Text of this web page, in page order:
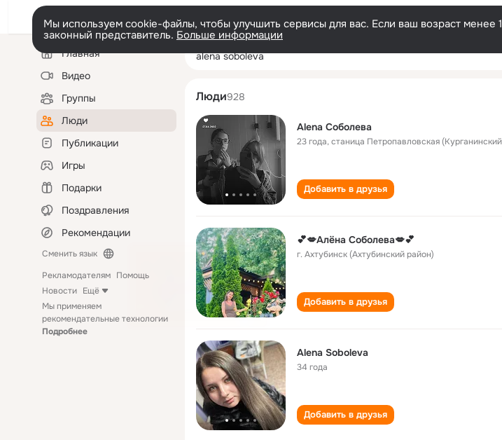
Мы используем cookie-файлы, чтобы улучшить сервисы для вас. Если ваш возраст менее
законный представитель. Больше информации
Левая
колонкаГлавная
Видео
Группы
Люди
Публикации
Игры
Подарки
Поздравления
Рекомендации
Сменить язык
Рекламодателям Помощь
Новости Ещё
Мы применяем
рекомендательные технологии
Подробнее
alena soboleva
Люди928
Alena Соболева
23 года,станица Петропавловская
Добавить в друзья
💕💋Алёна Соболева💋💕
г. Ахтубинск (Ахтубинский район)
Добавить в друзья
Alena Soboleva
34 года
Добавить в друзья